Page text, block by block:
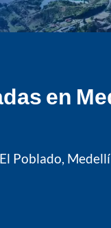
en
Poblado,